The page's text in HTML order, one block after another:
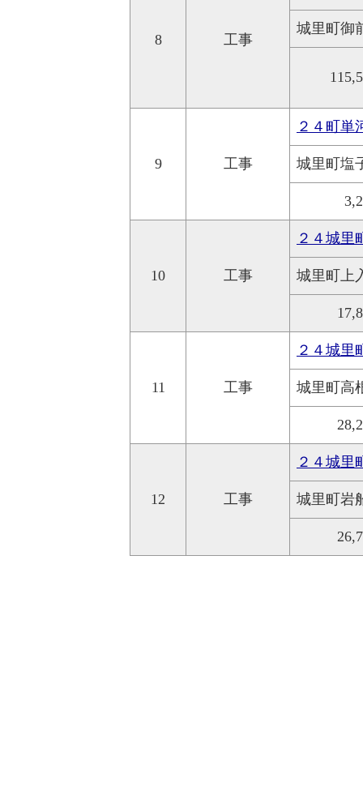
8 工事
城里町御
9 工事
２４町
城里町塩
10 工事
２４城里
城里町上
11 工事
２４城里
城里町高
12 工事
２４城里
城里町岩